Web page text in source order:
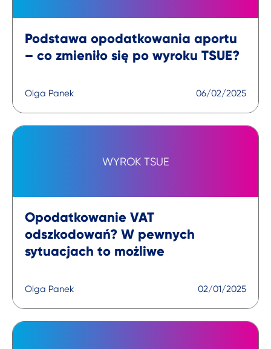
Podstawa opodatkowania aportu
– co zmieniło się po wyroku TSUE?
Olga Panek 06/02/2025
WYROK TSUE
Opodatkowanie VAT
odszkodowań? W pewnych
sytuacjach to możliwe
Olga Panek 02/01/2025